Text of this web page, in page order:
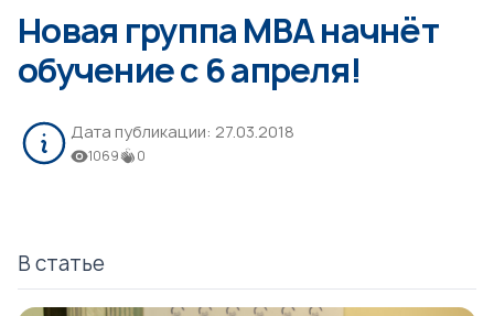
Новая группа МВА начнёт
обучение c 6 апреля!
Дата публикации: 27.03.2018
1069 0
В статье